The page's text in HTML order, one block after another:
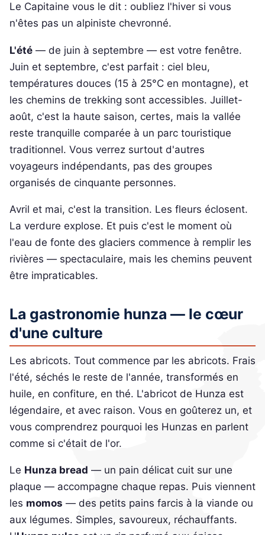
Le Capitaine vous le dit : oubliez l'hiver si vous
n'êtes pas un alpiniste chevronné.
L'été — de juin à septembre — est votre fenêtre.
Juin et septembre, c'est parfait : ciel bleu,
températures douces (15 à 25°C en montagne), et
les chemins de trekking sont accessibles. Juillet-
août, c'est la haute saison, certes, mais la vallée
reste tranquille comparée à un parc touristique
traditionnel. Vous verrez surtout d'autres
voyageurs indépendants, pas des groupes
organisés de cinquante personnes.
Avril et mai, c'est la transition. Les fleurs éclosent.
La verdure explose. Et puis c'est le moment où
l'eau de fonte des glaciers commence à remplir les
rivières — spectaculaire, mais les chemins peuvent
être impraticables.
La gastronomie hunza — le cœur
d'une culture
Les abricots. Tout commence par les abricots. Frais
l'été, séchés le reste de l'année, transformés en
huile, en confiture, en thé. L'abricot de Hunza est
légendaire, et avec raison. Vous en goûterez un, et
vous comprendrez pourquoi les Hunzas en parlent
comme si c'était de l'or.
Le Hunza bread — un pain délicat cuit sur une
plaque — accompagne chaque repas. Puis viennent
les momos — des petits pains farcis à la viande ou
aux légumes. Simples, savoureux, réchauffants.